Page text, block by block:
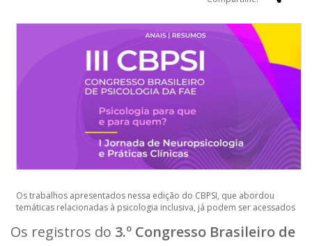
Os trabalhos apresentados nessa edição do CBPSI, que abordou
temáticas relacionadas à psicologia inclusiva, já podem ser acessados
Os registros do 3.º Congresso Brasileiro de